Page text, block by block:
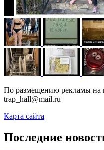
По размещению рекламы на
trap_hall@mail.ru
Карта сайта
Последние